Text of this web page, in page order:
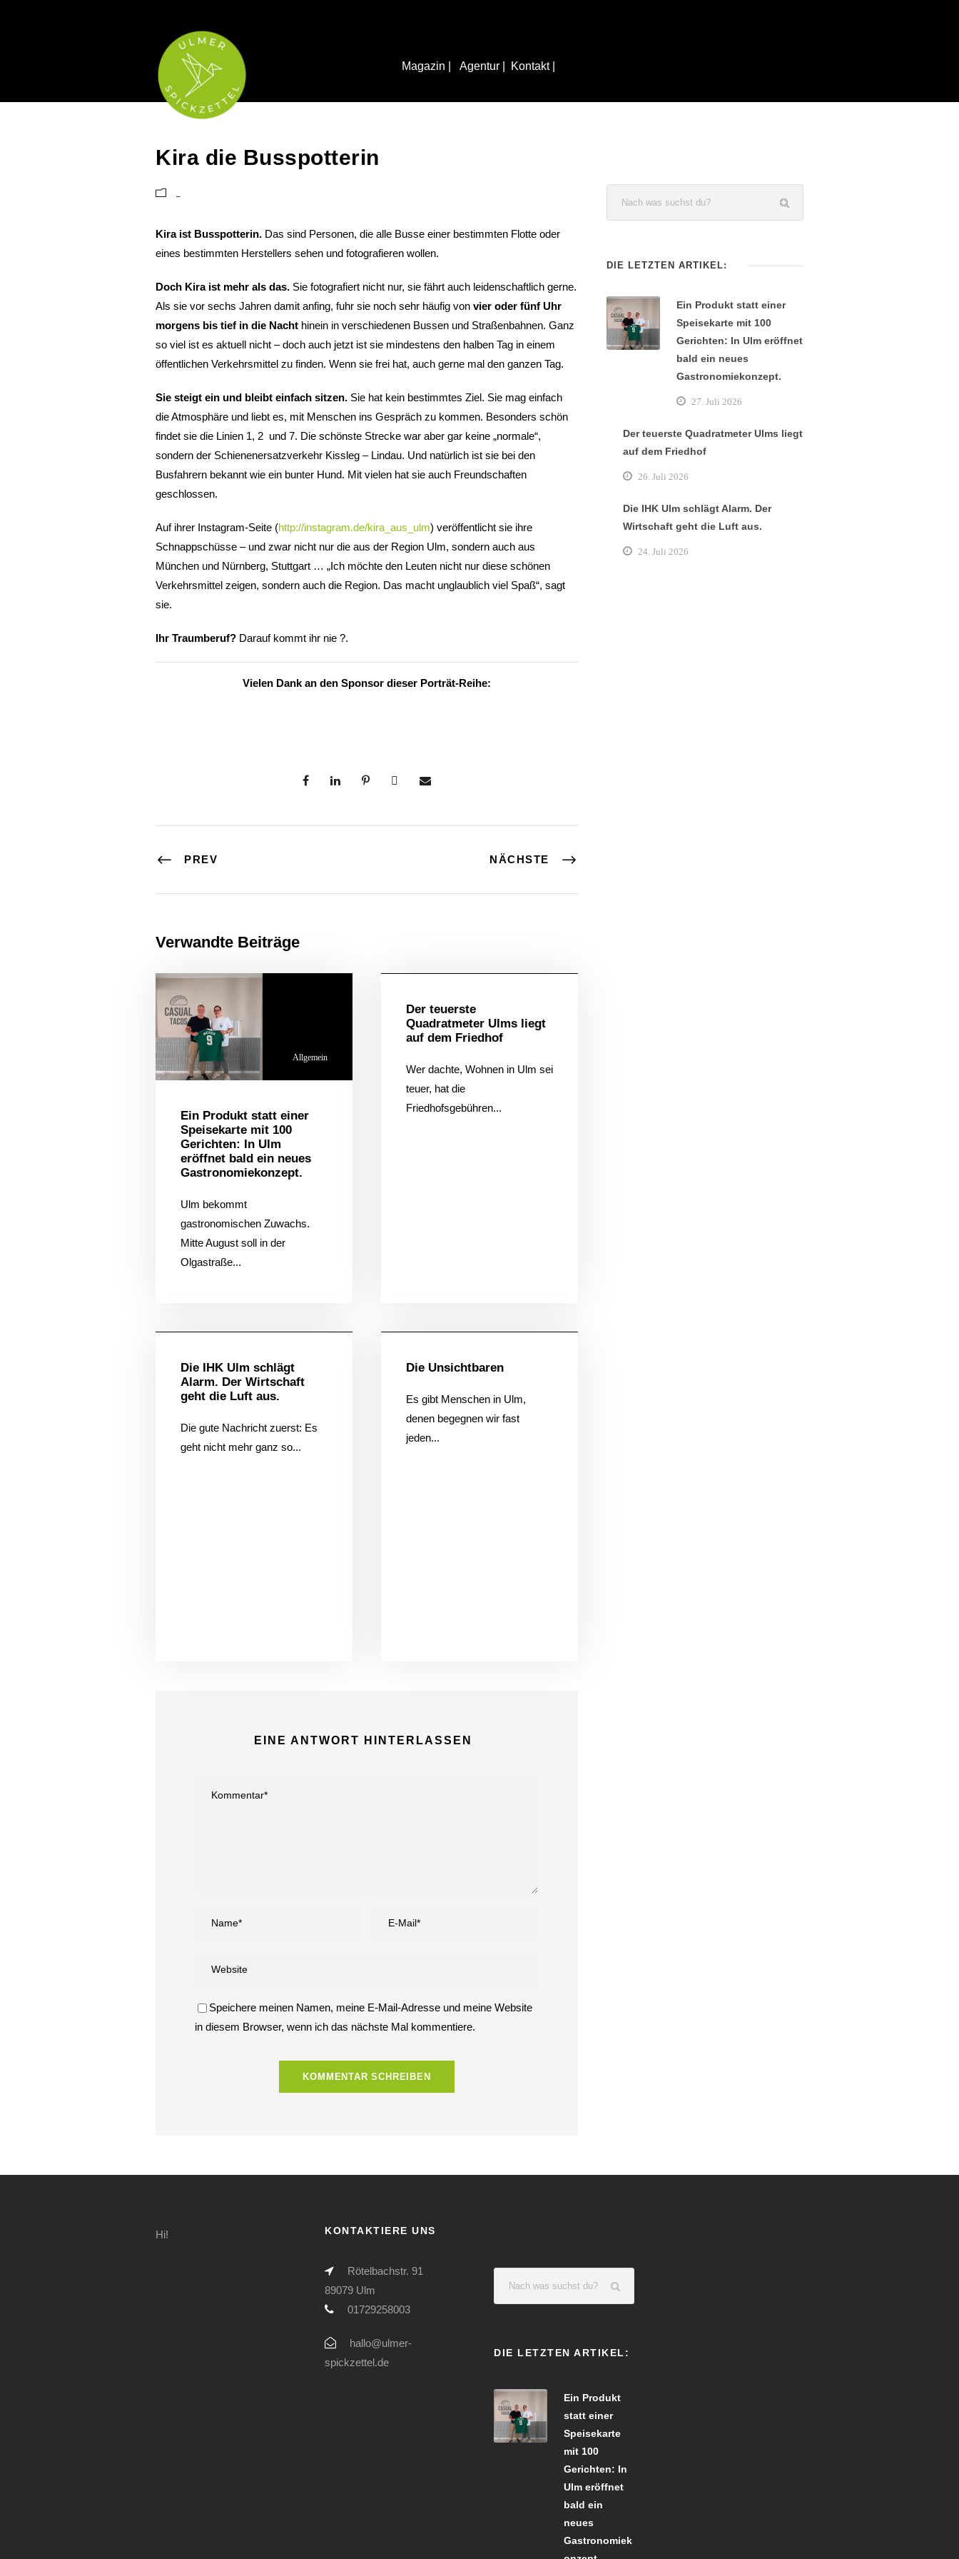
Magazin | Agentur | Kontakt |
Kira die Busspotterin
Kira ist Busspotterin. Das sind Personen, die alle Busse einer bestimmten Flotte oder
eines bestimmten Herstellers sehen und fotografieren wollen.
Doch Kira ist mehr als das. Sie fotografiert nicht nur, sie fährt auch leidenschaftlich gerne.
Als sie vor sechs Jahren damit anfing, fuhr sie noch sehr häufig von vier oder fünf Uhr
morgens bis tief in die Nacht hinein in verschiedenen Bussen und Straßenbahnen. Ganz
so viel ist es aktuell nicht – doch auch jetzt ist sie mindestens den halben Tag in einem
öffentlichen Verkehrsmittel zu finden. Wenn sie frei hat, auch gerne mal den ganzen Tag.
Sie steigt ein und bleibt einfach sitzen. Sie hat kein bestimmtes Ziel. Sie mag einfach
die Atmosphäre und liebt es, mit Menschen ins Gespräch zu kommen. Besonders schön
findet sie die Linien 1, 2 und 7. Die schönste Strecke war aber gar keine „normale“,
sondern der Schienenersatzverkehr Kissleg – Lindau. Und natürlich ist sie bei den
Busfahrern bekannt wie ein bunter Hund. Mit vielen hat sie auch Freundschaften
geschlossen.
Auf ihrer Instagram-Seite (http://instagram.de/kira_aus_ulm) veröffentlicht sie ihre
Schnappschüsse – und zwar nicht nur die aus der Region Ulm, sondern auch aus
München und Nürnberg, Stuttgart … „Ich möchte den Leuten nicht nur diese schönen
Verkehrsmittel zeigen, sondern auch die Region. Das macht unglaublich viel Spaß“, sagt
sie.
Ihr Traumberuf? Darauf kommt ihr nie ?.
Vielen Dank an den Sponsor dieser Porträt-Reihe:
PREV NÄCHSTE
Verwandte Beiträge
Allgemein
Ein Produkt statt einer
Speisekarte mit 100
Gerichten: In Ulm
eröffnet bald ein neues
Gastronomiekonzept.
Ulm bekommt
gastronomischen Zuwachs.
Mitte August soll in der
Olgastraße...
Der teuerste
Quadratmeter Ulms liegt
auf dem Friedhof
Wer dachte, Wohnen in Ulm sei
teuer, hat die
Friedhofsgebühren...
Die IHK Ulm schlägt
Alarm. Der Wirtschaft
geht die Luft aus.
Die gute Nachricht zuerst: Es
geht nicht mehr ganz so...
Die Unsichtbaren
Es gibt Menschen in Ulm,
denen begegnen wir fast
jeden...
EINE ANTWORT HINTERLASSEN
Speichere meinen Namen, meine E-Mail-Adresse und meine Website
in diesem Browser, wenn ich das nächste Mal kommentiere.
DIE LETZTEN ARTIKEL:
Ein Produkt statt einer
Speisekarte mit 100
Gerichten: In Ulm eröffnet
bald ein neues
Gastronomiekonzept.
27. Juli 2026
Der teuerste Quadratmeter Ulms liegt
auf dem Friedhof
26. Juli 2026
Die IHK Ulm schlägt Alarm. Der
Wirtschaft geht die Luft aus.
24. Juli 2026
Hi! KONTAKTIERE UNS
Rötelbachstr. 91
89079 Ulm
01729258003
hallo@ulmer-
spickzettel.de
DIE LETZTEN ARTIKEL:
Ein Produkt
statt einer
Speisekarte
mit 100
Gerichten: In
Ulm eröffnet
bald ein
neues
Gastronomiek